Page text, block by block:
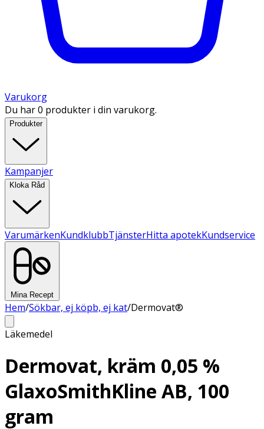
Varukorg
Du har 0 produkter i din varukorg.
Produkter
Kampanjer
Kloka Råd
VarumärkenKundklubbTjänsterHitta apotekKundservice
Mina Recept
Hem/Sökbar, ej köpb, ej kat/Dermovat®
Läkemedel
Dermovat, kräm 0,05 %
GlaxoSmithKline AB, 100
gram